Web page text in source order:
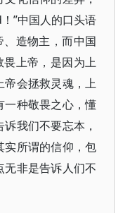
”中国人的口头语
、造物主，而中国
畏上帝，是因为上
帝会拯救灵魂，上
一种敬畏之心，懂
我们不要忘本，
实所谓的信仰，包
非是告诉人们不